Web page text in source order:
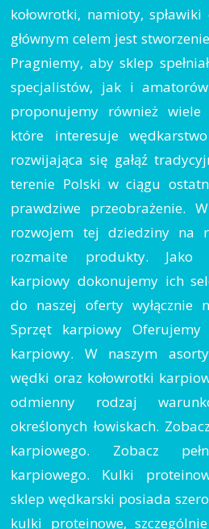
kołowrotki, namioty,
głównym celem jest
Pragniemy, aby sklep
specjalistów, jak i
proponujemy również
które interesuje
rozwijająca się gałąź
terenie Polski w ciągu
prawdziwe przeobrażenie.
rozwojem tej dziedziny na
rozmaite produkty. Jako
karpiowy dokonujemy ich
do naszej oferty wyłącznie
Sprzęt karpiowy
karpiowy. W naszym
wędki oraz kołowrotki
odmienny rodzaj
określonych łowiskach.
karpiowego. Zobacz
karpiowego. Kulki
sklep wędkarski posiada
kulki proteinowe,